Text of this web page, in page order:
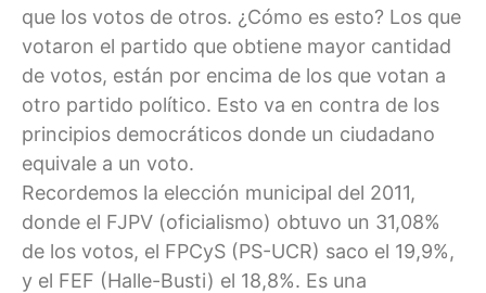
que los votos de otros. ¿Cómo es esto? Los que
votaron el partido que obtiene mayor cantidad
de votos, están por encima de los que votan a
otro partido político. Esto va en contra de los
principios democráticos donde un ciudadano
equivale a un voto.
Recordemos la elección municipal del 2011,
donde el FJPV (oficialismo) obtuvo un 31,08%
de los votos, el FPCyS (PS-UCR) saco el 19,9%,
y el FEF (Halle-Busti) el 18,8%. Es una